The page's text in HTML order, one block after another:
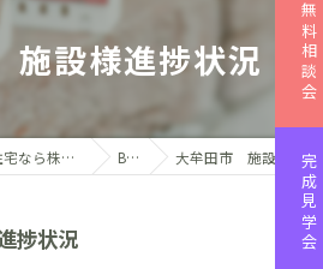
設様進捗状況
福岡県大牟田市の注文住宅なら株式会社インハウス Blog 大牟田市 施設様進捗状況
捗状況
無料相談会
完成見学会